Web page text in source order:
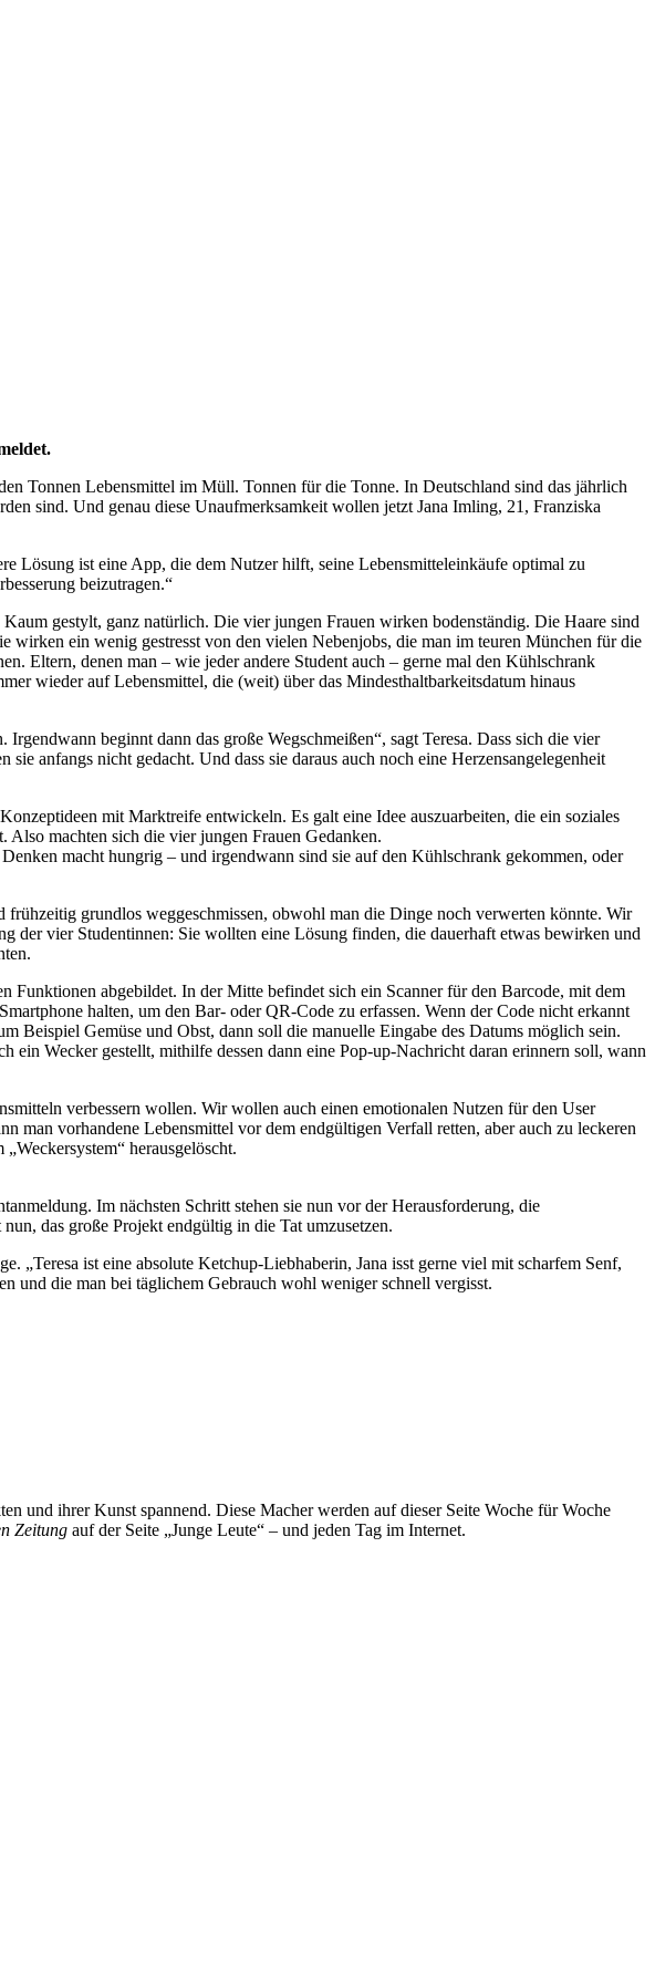
Tonnen Lebensmittel im Müll. Tonnen für die Tonne. In Deutschland sind das jährlich
sind. Und genau diese Unaufmerksamkeit wollen jetzt Jana Imling, 21, Franziska
Lösung ist eine App, die dem Nutzer hilft, seine Lebensmitteleinkäufe optimal zu
beizutragen.“
gestylt, ganz natürlich. Die vier jungen Frauen wirken bodenständig. Die Haare sind
ein wenig gestresst von den vielen Nebenjobs, die man im teuren München für die
Eltern, denen man – wie jeder andere Student auch – gerne mal den Kühlschrank
wieder auf Lebensmittel, die (weit) über das Mindesthaltbarkeitsdatum hinaus
beginnt dann das große Wegschmeißen“, sagt Teresa. Dass sich die vier
anfangs nicht gedacht. Und dass sie daraus auch noch eine Herzensangelegenheit
mit Marktreife entwickeln. Es galt eine Idee auszuarbeiten, die ein soziales
machten sich die vier jungen Frauen Gedanken.
macht hungrig – und irgendwann sind sie auf den Kühlschrank gekommen, oder
grundlos weggeschmissen, obwohl man die Dinge noch verwerten könnte. Wir
der vier Studentinnen: Sie wollten eine Lösung finden, die dauerhaft etwas bewirken und
Funktionen abgebildet. In der Mitte befindet sich ein Scanner für den Barcode, mit dem
halten, um den Bar- oder QR-Code zu erfassen. Wenn der Code nicht erkannt
Beispiel Gemüse und Obst, dann soll die manuelle Eingabe des Datums möglich sein.
ein Wecker gestellt, mithilfe dessen dann eine Pop-up-Nachricht daran erinnern soll, wann
verbessern wollen. Wir wollen auch einen emotionalen Nutzen für den User
man vorhandene Lebensmittel vor dem endgültigen Verfall retten, aber auch zu leckeren
herausgelöscht.
Im nächsten Schritt stehen sie nun vor der Herausforderung, die
das große Projekt endgültig in die Tat umzusetzen.
„Teresa ist eine absolute Ketchup-Liebhaberin, Jana isst gerne viel mit scharfem Senf,
und die man bei täglichem Gebrauch wohl weniger schnell vergisst.
und ihrer Kunst spannend. Diese Macher werden auf dieser Seite Woche für Woche
Zeitung auf der Seite „Junge Leute“ – und jeden Tag im Internet.